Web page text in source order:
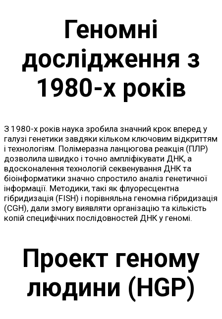
Геномні
дослідження з
1980-х років
З 1980-х років наука зробила значний крок вперед у
галузі генетики завдяки кільком ключовим відкриттям
і технологіям. Полімеразна ланцюгова реакція (ПЛР)
дозволила швидко і точно ампліфікувати ДНК, а
вдосконалення технологій секвенування ДНК та
біоінформатики значно спростило аналіз генетичної
інформації. Методики, такі як флуоресцентна
гібридизація (FISH) і порівняльна геномна гібридизація
(CGH), дали змогу виявляти організацію та кількість
копій специфічних послідовностей ДНК у геномі.
Проект геному
людини (HGP)